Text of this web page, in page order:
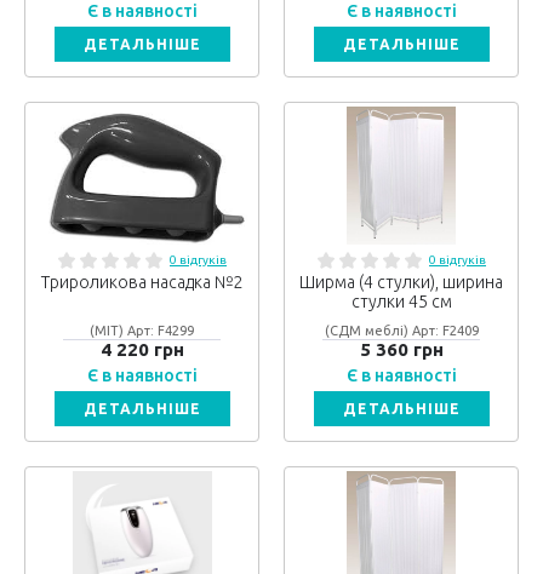
Є в наявності
ДЕТАЛЬНІШЕ
Є в наявності
ДЕТАЛЬНІШЕ
0 відгуків
Трироликова насадка №2
(МІТ) Арт: F4299
4 220 грн
Є в наявності
ДЕТАЛЬНІШЕ
0 відгуків
Ширма (4 стулки), ширина
стулки 45 см
(СДМ меблі) Арт: F2409
5 360 грн
Є в наявності
ДЕТАЛЬНІШЕ